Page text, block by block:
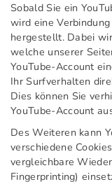
Sobald Sie ein
wird eine
hergestellt. Dabei
welche unserer
YouTube-Account
Ihr Surfverhalten
Dies können Sie
YouTube-Account
Des Weiteren kann
verschiedene
vergleichbare
Fingerprinting)